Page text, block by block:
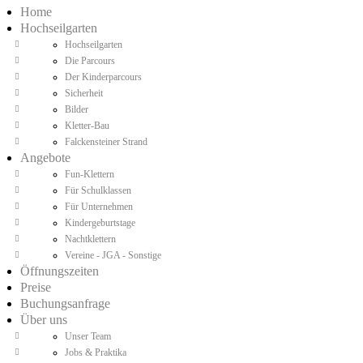
Home
Hochseilgarten
Hochseilgarten
Die Parcours
Der Kinderparcours
Sicherheit
Bilder
Kletter-Bau
Falckensteiner Strand
Angebote
Fun-Klettern
Für Schulklassen
Für Unternehmen
Kindergeburtstage
Nachtklettern
Vereine - JGA - Sonstige
Öffnungszeiten
Preise
Buchungsanfrage
Über uns
Unser Team
Jobs & Praktika